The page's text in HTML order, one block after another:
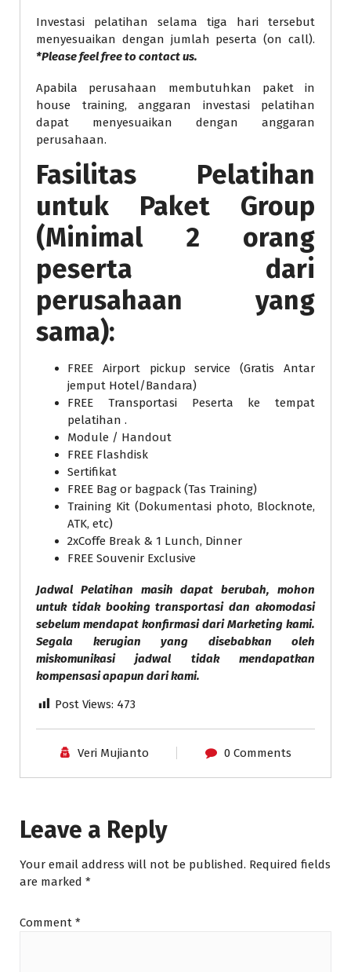
Investasi pelatihan selama tiga hari tersebut
menyesuaikan dengan jumlah peserta (on call).
*Please feel free to contact us.
Apabila perusahaan membutuhkan paket in
house training, anggaran investasi pelatihan
dapat menyesuaikan dengan anggaran
perusahaan.
Fasilitas Pelatihan
untuk Paket Group
(Minimal 2 orang
peserta dari
perusahaan yang
sama):
FREE Airport pickup service (Gratis Antar
jemput Hotel/Bandara)
FREE Transportasi Peserta ke tempat
pelatihan .
Module / Handout
FREE Flashdisk
Sertifikat
FREE Bag or bagpack (Tas Training)
Training Kit (Dokumentasi photo, Blocknote,
ATK, etc)
2xCoffe Break & 1 Lunch, Dinner
FREE Souvenir Exclusive
Jadwal Pelatihan masih dapat berubah, mohon
untuk tidak booking transportasi dan akomodasi
sebelum mendapat konfirmasi dari Marketing kami.
Segala kerugian yang disebabkan oleh
miskomunikasi jadwal tidak mendapatkan
kompensasi apapun dari kami.
Post Views: 473
Veri Mujianto 0 Comments
Leave a Reply
Your email address will not be published. Required fields
are marked *
Comment *